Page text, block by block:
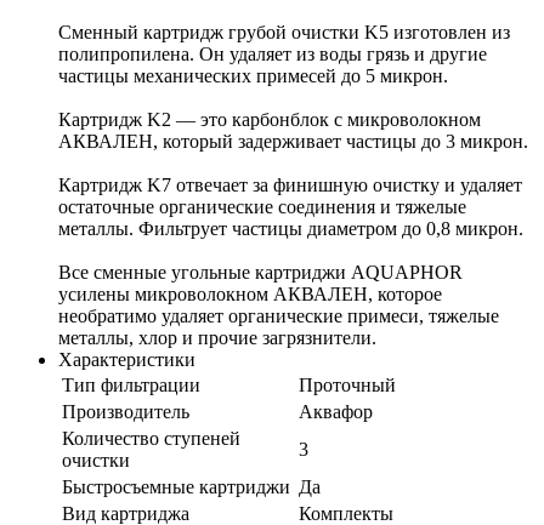
Сменный картридж грубой очистки K5 изготовлен из
полипропилена. Он удаляет из воды грязь и другие
частицы механических примесей до 5 микрон.
Картридж K2 — это карбонблок с микроволокном
АКВАЛЕН, который задерживает частицы до 3 микрон.
Картридж K7 отвечает за финишную очистку и удаляет
остаточные органические соединения и тяжелые
металлы. Фильтрует частицы диаметром до 0,8 микрон.
Все сменные угольные картриджи AQUAPHOR
усилены микроволокном АКВАЛЕН, которое
необратимо удаляет органические примеси, тяжелые
металлы, хлор и прочие загрязнители.
Характеристики
Тип фильтрации
Проточный
Производитель
Аквафор
Количество ступеней
очистки
3
Быстросъемные картриджи Да
Вид картриджа
Комплекты